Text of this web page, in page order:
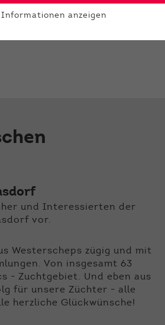
und Interessierten der
vor.
Westerscheps zügig und mit
Von insgesamt 63
- Zuchtgebiet. Und eben aus
für unsere Züchter - alle
herzliche Glückwünsche!
Website externe Inhalte, um
anzeigen